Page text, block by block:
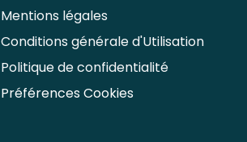
Mentions légales
Conditions générale d'Utilisation
Politique de confidentialité
Préférences Cookies